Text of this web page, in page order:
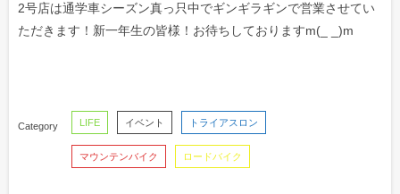
2号店は通学車シーズン真っ只中でギンギラギンで営業させてい
ただきます！新一年生の皆様！お待ちしておりますm(_ _)m
LIFE イベント トライアスロン
マウンテンバイク ロードバイク